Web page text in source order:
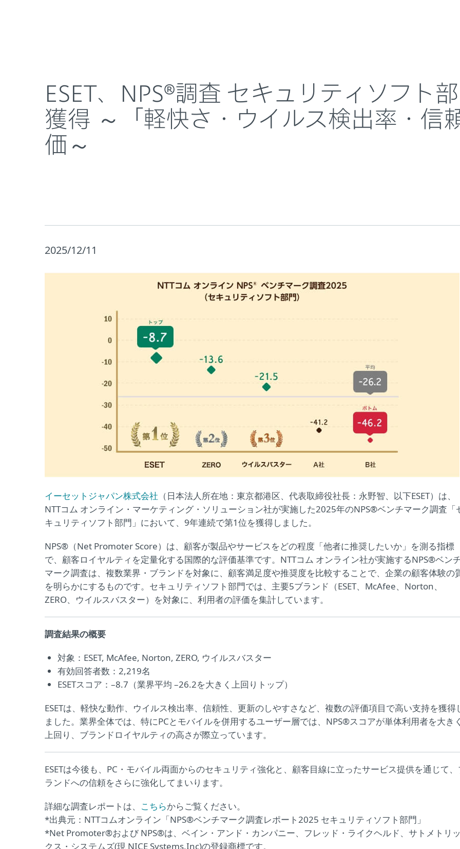
ESET、NPS®調査 セキュリティソフト
獲得 ～「軽快さ・ウイルス検出率・信
価～
2025/12/11
イーセットジャパン株式会社 （日本法人所在地：東京都港区、代表取締役社長：永野智、以下ESET）は、
NTTコム オンライン・マーケティング・ソリューション社が実施した2025年のNPS®ベンチマーク調査「
キュリティソフト部門」において、9年連続で第1位を獲得しました。
NPS®（Net Promoter Score）は、顧客が製品やサービスをどの程度「他者に推奨したいか」を測る指標
で、顧客ロイヤルティを定量化する国際的な評価基準です。NTTコム オンライン社が実施するNPS®ベン
マーク調査は、複数業界・ブランドを対象に、顧客満足度や推奨度を比較することで、企業の顧客体験の
を明らかにするものです。セキュリティソフト部門では、主要5ブランド（ESET、McAfee、Norton、
ZERO、ウイルスバスター）を対象に、利用者の評価を集計しています。
調査結果の概要
対象：ESET, McAfee, Norton, ZERO, ウイルスバスター
有効回答者数：2,219名
ESETスコア：–8.7（業界平均 –26.2を大きく上回りトップ）
ESETは、軽快な動作、ウイルス検出率、信頼性、更新のしやすさなど、複数の評価項目で高い支持を獲得
ました。業界全体では、特にPCとモバイルを併用するユーザー層では、NPS®スコアが単体利用者を大きく
上回り、ブランドロイヤルティの高さが際立っています。
ESETは今後も、PC・モバイル両面からのセキュリティ強化と、顧客目線に立ったサービス提供を通じて
ランドへの信頼をさらに強化してまいります。
詳細な調査レポートは、 こちらからご覧ください。
*出典元：NTTコムオンライン「NPS®ベンチマーク調査レポート2025 セキュリティソフト部門」
*Net Promoter®および NPS®は、ベイン・アンド・カンパニー、フレッド・ライクヘルド、サトメトリッ
クス・システムズ(現 NICE Systems,Inc)の登録商標です。